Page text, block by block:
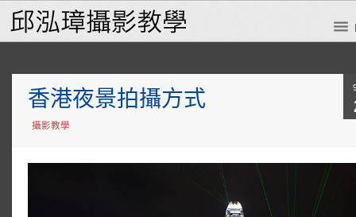
香港夜景拍攝方式
攝影教學